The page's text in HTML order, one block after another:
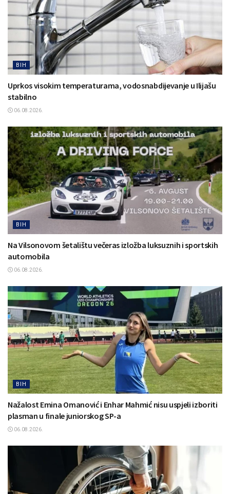
BIH
Uprkos visokim temperaturama, vodosnabdijevanje u Ilijašu
stabilno
06.08.2026.
BIH
Na Vilsonovom šetalištu večeras izložba luksuznih i sportskih
automobila
06.08.2026.
BIH
Nažalost Emina Omanović i Enhar Mahmić nisu uspjeli izboriti
plasman u finale juniorskog SP-a
06.08.2026.